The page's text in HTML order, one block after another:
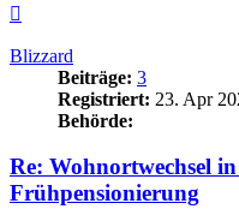
Blizzard
Beiträge: 3
Registriert: 23. Apr
Behörde:
Re: Wohnortwechsel
Frühpensionierung